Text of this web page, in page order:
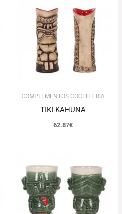
COMPLEMENTOS COCTELERIA
TIKI KAHUNA
62.87€